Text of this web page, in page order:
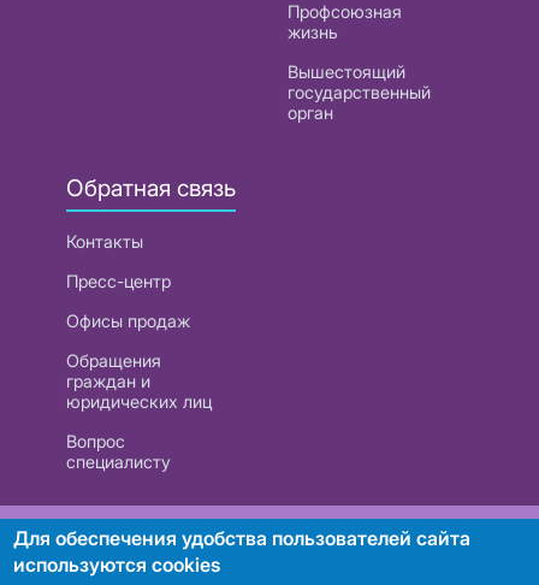
Профсоюзная
жизнь
Вышестоящий
государственный
орган
Обратная связь
Контакты
Пресс-центр
Офисы продаж
Обращения
граждан и
юридических лиц
Вопрос
специалисту
РУП «Белтелеком». УНП 101007741
Для обеспечения удобства пользователей сайта
используются cookies